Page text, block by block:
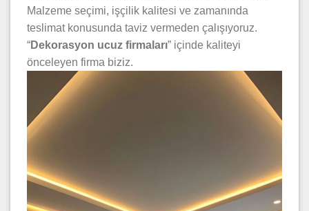
Malzeme seçimi, işçilik kalitesi ve zamanında
teslimat konusunda taviz vermeden çalışıyoruz.
“Dekorasyon ucuz firmaları” içinde kaliteyi
önceleyen firma biziz.